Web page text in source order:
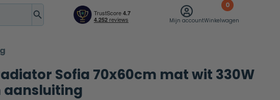
Mijn account
0
Winkelwagen
Sofia 70x60cm mat wit 330W
aansluiting